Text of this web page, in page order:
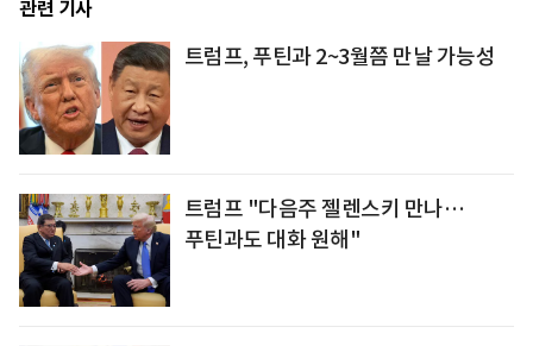
관련 기사
트럼프, 푸틴과 2~3월쯤 만날 가능성
트럼프 "다음주 젤렌스키 만나…
푸틴과도 대화 원해"